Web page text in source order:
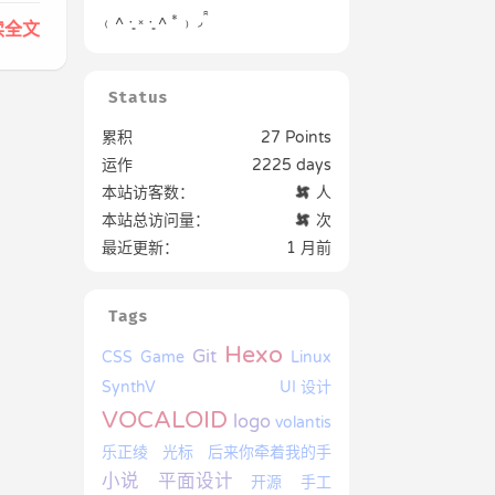
全文 ₍ ˄ ·͈ ༝ ·͈ ˄ * ₎ ◞ ̑̑
Status
累积
27 Points
运作
2225 days
本站访客数：
人
本站总访问量：
次
最近更新：
1 月前
Tags
CSS Game Git Hexo Linux
SynthV
UI 设计
VOCALOID logo volantis
乐正绫
光标 后来你牵着我的手
小说 平面设计 开源 手工